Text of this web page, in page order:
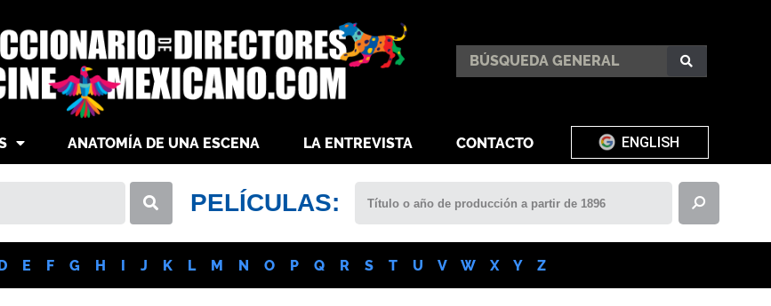
ANATOMÍA DE UNA ESCENA LA ENTREVISTA CONTACTO ENGLISH
PELÍCULAS:
E F G H I J K L M N O P Q R S T U V W X Y Z